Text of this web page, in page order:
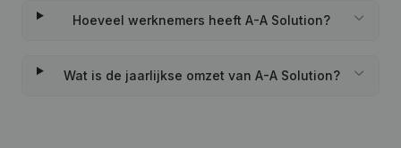
Hoeveel werknemers heeft A-A Solution?
Wat is de jaarlijkse omzet van A-A Solution?